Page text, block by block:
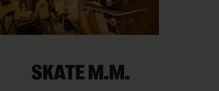
SKATE M.M.